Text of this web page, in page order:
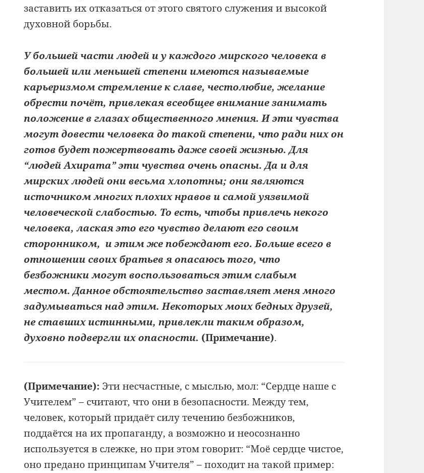
заставить их отказаться от этого святого служения и высокой
духовной борьбы.
У большей части людей и у каждого мирского человека в
большей или меньшей степени имеются называемые
карьеризмом стремление к славе, честолюбие, желание
обрести почёт, привлекая всеобщее внимание занимать
положение в глазах общественного мнения. И эти чувства
могут довести человека до такой степени, что ради них он
готов будет пожертвовать даже своей жизнью. Для
“людей Ахирата” эти чувства очень опасны. Да и для
мирских людей они весьма хлопотны; они являются
источником многих плохих нравов и самой уязвимой
человеческой слабостью. То есть, чтобы привлечь некого
человека, лаская это его чувство делают его своим
сторонником, и этим же побеждают его. Больше всего в
отношении своих братьев я опасаюсь того, что
безбожники могут воспользоваться этим слабым
местом. Данное обстоятельство заставляет меня много
задумываться над этим. Некоторых моих бедных друзей,
не ставших истинными, привлекли таким образом,
духовно подвергли их опасности. (Примечание).
(Примечание): Эти несчастные, с мыслью, мол: “Сердце наше с
Учителем” – считают, что они в безопасности. Между тем,
человек, который придаёт силу течению безбожников,
поддаётся на их пропаганду, а возможно и неосознанно
используется в слежке, но при этом говорит: “Моё сердце чистое,
оно предано принципам Учителя” – походит на такой пример: